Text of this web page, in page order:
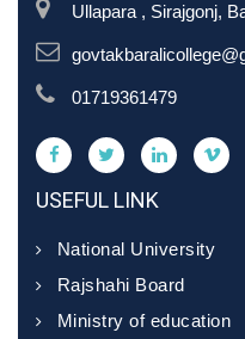
Ullapara , Sirajgonj,
01719361479
USEFUL LINK
National University
Rajshahi Board
Ministry of education